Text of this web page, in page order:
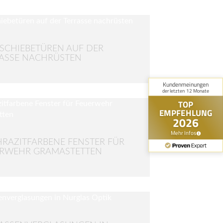
AUF DER
NACHRÜSTEN
FENSTER FÜR
GRAMASTETTEN